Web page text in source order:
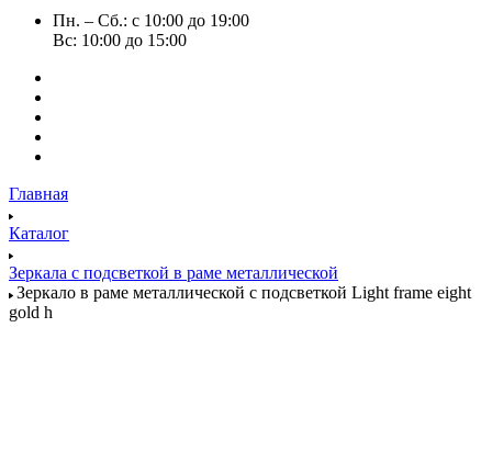
Пн. – Сб.: с 10:00 до 19:00
Вс: 10:00 до 15:00
Главная
Каталог
Зеркала с подсветкой в раме металлической
Зеркало в раме металлической с подсветкой Light frame eight
gold h